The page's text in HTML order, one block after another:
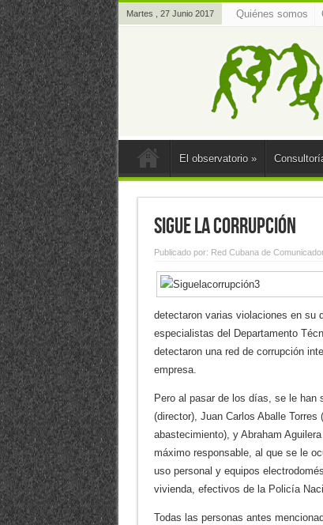
Martes , 27 Junio 2017 Quiénes somos
El observatorio »
Sigue la corrupción
Publicado por: Red Cubana de
detectaron varias violaciones en su
especialistas del Departamento
detectaron una red de corrupción
empresa.
Pero al pasar de los días, se le han
(director), Juan Carlos Aballe
abastecimiento), y Abraham
máximo responsable, al que se le
uso personal y equipos
vivienda, efectivos de la Policía
Todas las personas antes